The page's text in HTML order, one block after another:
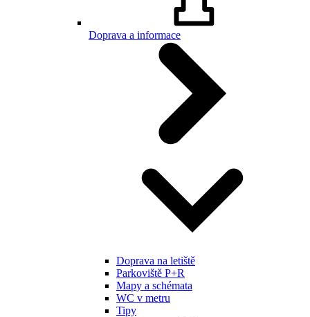
Doprava a informace
Doprava na letiště
Parkoviště P+R
Mapy a schémata
WC v metru
Tipy